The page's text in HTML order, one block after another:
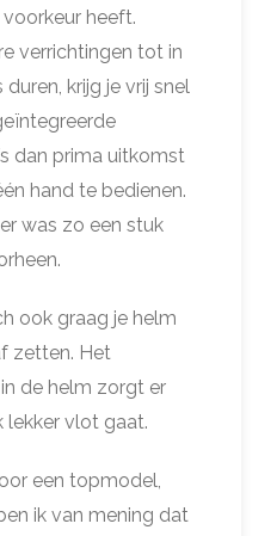
heeft.
verrichtingen tot in
krijg je vrij snel
dan prima uitkomst
hand te bedienen.
was zo een stuk
ook graag je helm
zetten. Het
de helm zorgt er
vlot gaat.
een topmodel,
ik van mening dat